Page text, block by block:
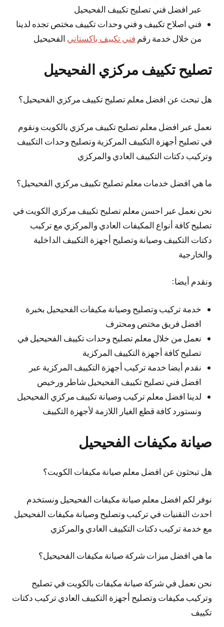
عبر افضل فني تصليح تكييف الفحيحيل
فني اصلاح تكييف و فني وحدات تكييف مختص تجده لدينا
من خلال خدمة رقم فني تكييف باكستاني الفحيحيل
تصليح تكييف مركزي الفحيحيل
هل تبحث عن افضل معلم تصليح تكييف مركزي الفحيحيل؟
نعمل عبر افضل معلم تصليح تكييف مركزي بالكويت ونقوم
في تصليح أجهزة التكييف المركزية وتصليح وحدات التكييف
وتركيب دكتات التكييف العادي والمركزي
ما هي افضل خدمات معلم تصليح تكييف مركزي الفحيحيل؟
نحن نعمل عبر احسن معلم تصليح تكييف مركزي الكويت في
تصليح كافة أنواع المكيفات العادي والمركزي مع تركيب
دكتات التكييف وصيانة وتصليح أجهزة التكييف الداخلية
والخارجية
ونقدم أيضا:
خدمة تركيب وتصليح وصيانة مكيفات الفحيحيل بخبرة
افضل فريق مختص ومحترف
نعمل من خلال معلم تصليح وحدات تكييف الفحيحيل في
تصليح كافة أجهزة التكييف المركزية
نقدم أيضا خدمة تركيب أجهزة التكييف المركزية عبر
افضل فني تصليح تكييف الفحيحيل شاطر ورخيص
لدينا افضل معلم تركيب وصيانة تكييف مركزي الفحيحيل
ونستورد كافة قطع الغيار اللازمة لأجهزة التكييف
صيانة مكيفات الفحيحيل
هل تبحثون عن افضل معلم صيانة مكيفات الكويت؟
نوفر لكم افضل معلم صيانة مكيفات الفحيحيل ونستخدم
احدث التقنيات في تركيب وتصليح وصيانة مكيفات الفحيحيل
مع خدمة تركيب دكتات التكييف العادي والمركزي
ما هي افضل ميزات شركة صيانة مكيفات الفحيحيل؟
نحن نعمل في شركة صيانة مكيفات بالكويت في تصليح
وتركيب مكيفات وتصليح أجهزة التكييف العادي تركيب دكتات
تكييف